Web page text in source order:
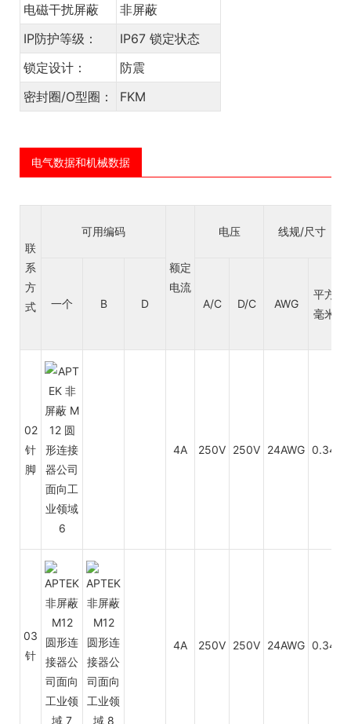
电磁干扰屏蔽
非屏蔽
IP防护等级：
IP67 锁定状态
锁定设计：
防震
密封圈/O型圈：
FKM
电气数据和机械数据
联
系
方
式
可用编码
额定
电流
电压 线规/尺寸
一个
B D A/C D/C AWG
平方
毫米
02
针
脚
4A 250V 250V 24AWG 0.34
03
针
4A 250V 250V 24AWG 0.34